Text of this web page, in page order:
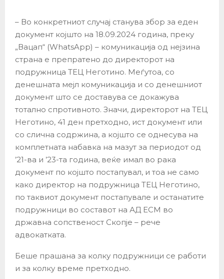
– Во конкретниот случај станува збор за еден
документ којшто на 18.09.2024 година, преку
„Вацап“ (WhatsApp) – комуникација од нејзина
страна е препратено до директорот на
подружница ТЕЦ Неготино. Меѓутоа, со
денешната мејл комуникација и со денешниот
документ што се доставува се докажува
тотално спротивното. Значи, директорот на ТЕЦ
Неготино, 41 ден претходно, ист документ или
со слична содржина, а којшто се однесува на
комплетната набавка на мазут за периодот од
’21-ва и ’23-та година, веќе имал во рака
документ по којшто постапувал, и тоа не само
како директор на подружница ТЕЦ Неготино,
по таквиот документ постапувале и останатите
подружници во составот на АД ЕСМ во
државна сопственост Скопје – рече
адвокатката.
Беше прашана за колку подружници се работи
и за колку време претходно.